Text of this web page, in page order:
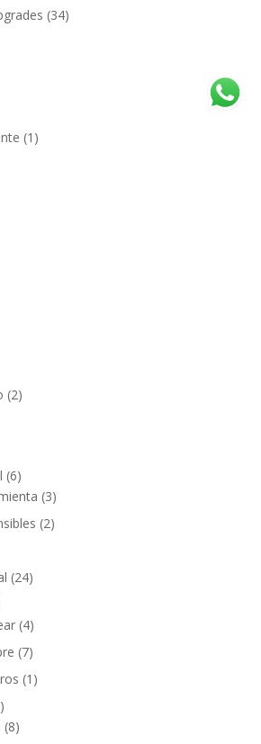
(34)
(1)
(2)
(6)
(3)
(2)
(24)
(4)
(7)
(1)
(8)